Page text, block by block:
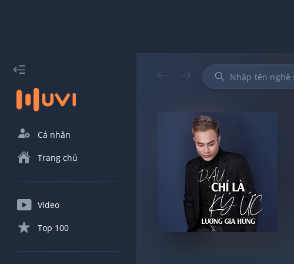
Cá nhân
Trang chủ
Video
Top 100